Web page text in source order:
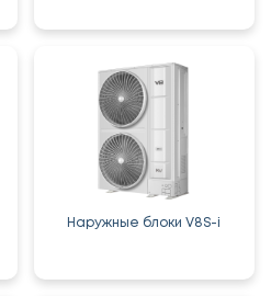
Наружные блоки V8S-i